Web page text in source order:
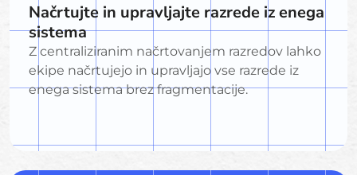
Načrtujte in upravljajte razrede iz enega
sistema
Z centraliziranim načrtovanjem razredov lahko
ekipe načrtujejo in upravljajo vse razrede iz
enega sistema brez fragmentacije.